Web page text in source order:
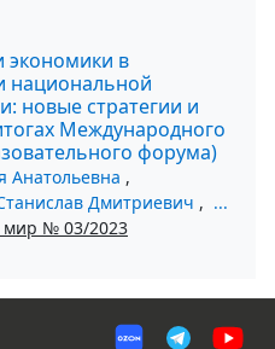
экономики в
национальной
новые стратегии и
Международного
форума)
Анатольевна ,
Дмитриевич , ...
№ 03/2023